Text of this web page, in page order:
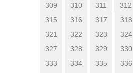
309
310 311 312
315
316 317 318
321
322 323 324
327
328 329 330
333
334 335 336